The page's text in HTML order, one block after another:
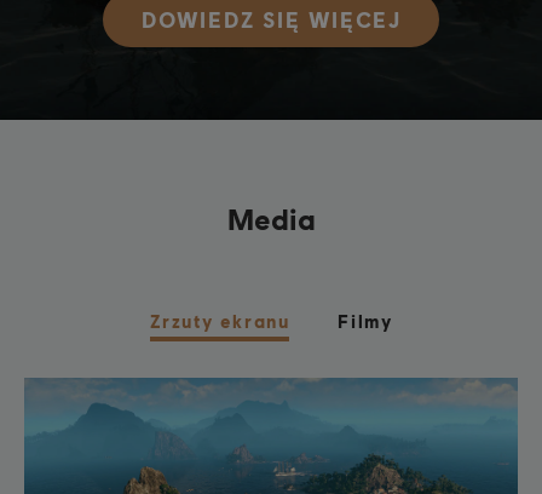
DOWIEDZ SIĘ WIĘCEJ
Media
Zrzuty ekranu Filmy